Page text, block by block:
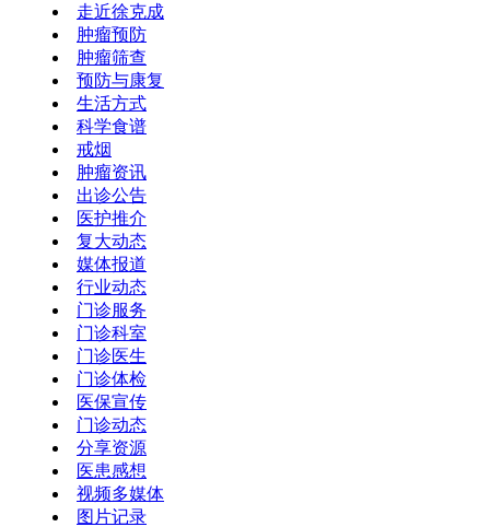
走近徐克成
肿瘤预防
肿瘤筛查
预防与康复
生活方式
科学食谱
戒烟
肿瘤资讯
出诊公告
医护推介
复大动态
媒体报道
行业动态
门诊服务
门诊科室
门诊医生
门诊体检
医保宣传
门诊动态
分享资源
医患感想
视频多媒体
图片记录